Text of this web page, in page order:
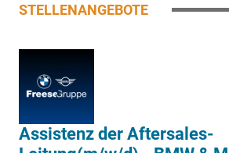
STELLENANGEBOTE
Assistenz der Aftersales-